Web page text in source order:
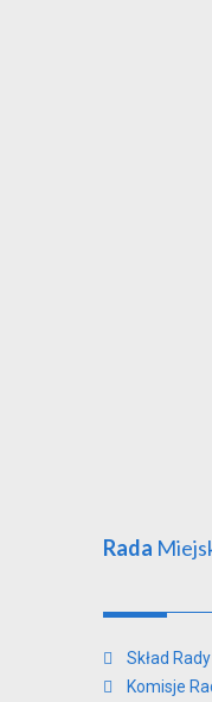
Rada
Skład
Komisje